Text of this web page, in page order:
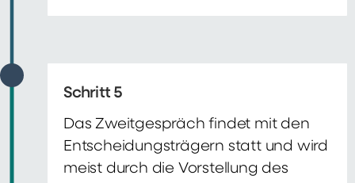
Schritt 5
Das Zweitgespräch findet mit den
Entscheidungsträgern statt und wird
meist durch die Vorstellung des